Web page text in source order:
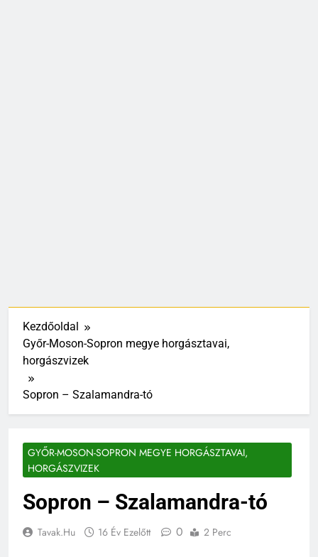
Kezdőoldal
Győr-Moson-Sopron megye horgásztavai,
horgászvizek
Sopron – Szalamandra-tó
GYŐR-MOSON-SOPRON MEGYE HORGÁSZTAVAI,
HORGÁSZVIZEK
Sopron – Szalamandra-tó
Tavak.hu 16 Év Ezelőtt 0 2 Perc